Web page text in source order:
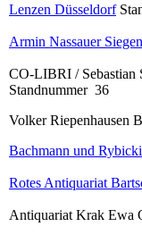
Lenzen Düsseldorf
Armin Nassauer Siegen
CO-LIBRI / Sebastian
Standnummer 36
Volker Riepenhausen
Bachmann und
Rotes Antiquariat
Antiquariat Krak Ewa